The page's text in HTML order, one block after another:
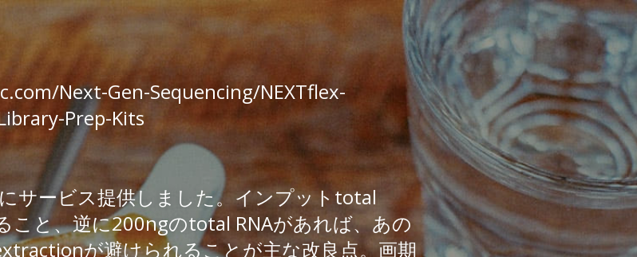
seq v3がすごい！
Next-Gen-Sequencing/NEXTflex-
Prep-Kits
サービス提供しました。インプットtotal
こと、逆に200ngのtotal RNAがあれば、あの
が避けられることが主な改良点。画期